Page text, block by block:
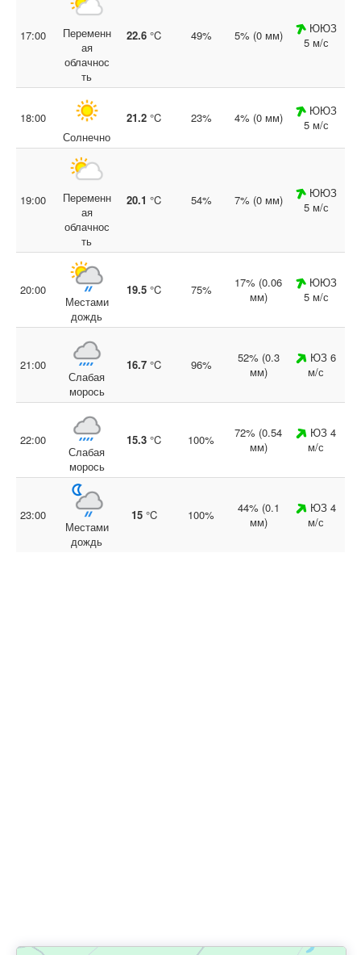
17:00
Переменн
ая
облачнос
ть
22.6 °C 49% 5% (0 мм)
ЮЮЗ
5 м/с
18:00
Солнечно
21.2 °C 23% 4% (0 мм)
ЮЮЗ
5 м/с
19:00
Переменн
ая
облачнос
ть
20.1 °C 54% 7% (0 мм)
ЮЮЗ
5 м/с
20:00
Местами
дождь
19.5 °C 75%
17% (0.06
мм)
ЮЮЗ
5 м/с
21:00
Слабая
морось
16.7 °C 96%
52% (0.3
мм)
ЮЗ 6
м/с
22:00
Слабая
морось
15.3 °C 100%
72% (0.54
мм)
ЮЗ 4
м/с
23:00
Местами
дождь
15°C 100%
44% (0.1
мм)
ЮЗ 4
м/с